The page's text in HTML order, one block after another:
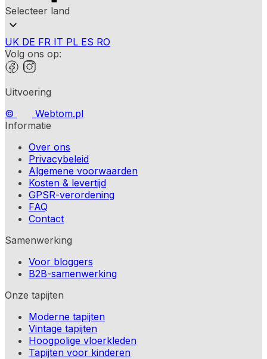
Selecteer land
UK DE FR IT PL ES RO
Volg ons op:
Uitvoering
©
Webtom.pl
Informatie
Over ons
Privacybeleid
Algemene voorwaarden
Kosten & levertijd
GPSR-verordening
FAQ
Contact
Samenwerking
Voor bloggers
B2B-samenwerking
Onze tapijten
Moderne tapijten
Vintage tapijten
Hoogpolige vloerkleden
Tapijten voor kinderen